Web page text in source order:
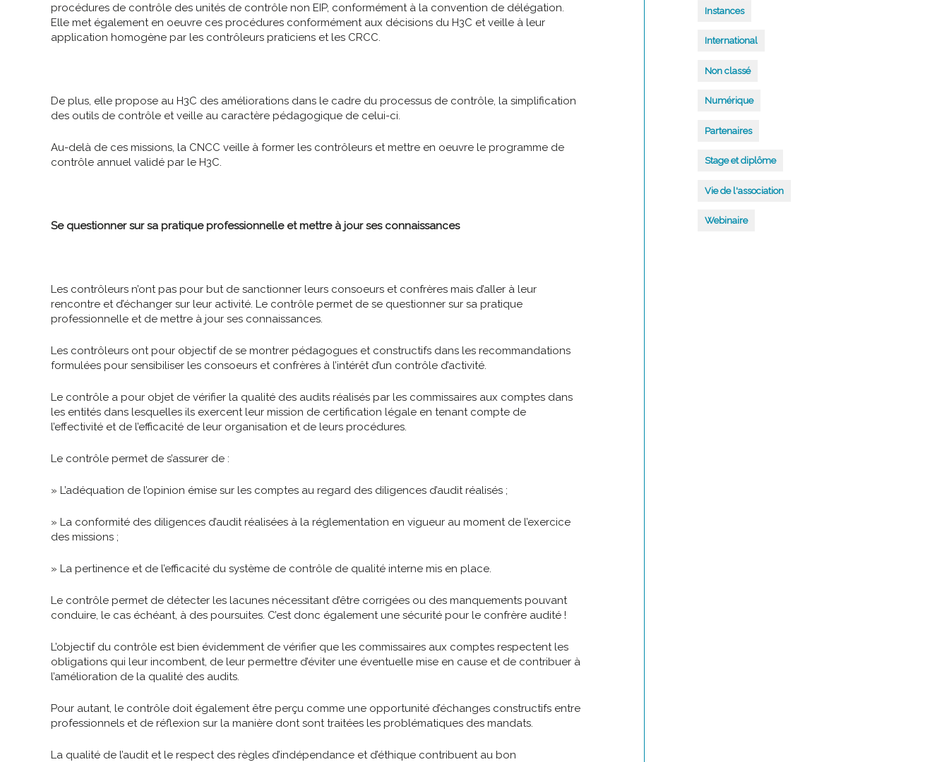
procédures de contrôle des unités de contrôle non EIP, conformément à la convention de délégation.
Elle met également en oeuvre ces procédures conformément aux décisions du H3C et veille à leur
application homogène par les contrôleurs praticiens et les CRCC.
De plus, elle propose au H3C des améliorations dans le cadre du processus de contrôle, la simplification
des outils de contrôle et veille au caractère pédagogique de celui-ci.
Au-delà de ces missions, la CNCC veille à former les contrôleurs et mettre en oeuvre le programme de
contrôle annuel validé par le H3C.
Se questionner sur sa pratique professionnelle et mettre à jour ses connaissances
Les contrôleurs n’ont pas pour but de sanctionner leurs consoeurs et confrères mais d’aller à leur
rencontre et d’échanger sur leur activité. Le contrôle permet de se questionner sur sa pratique
professionnelle et de mettre à jour ses connaissances.
Les contrôleurs ont pour objectif de se montrer pédagogues et constructifs dans les recommandations
formulées pour sensibiliser les consoeurs et confrères à l’intérêt d’un contrôle d’activité.
Le contrôle a pour objet de vérifier la qualité des audits réalisés par les commissaires aux comptes dans
les entités dans lesquelles ils exercent leur mission de certification légale en tenant compte de
l’effectivité et de l’efficacité de leur organisation et de leurs procédures.
Le contrôle permet de s’assurer de :
» L’adéquation de l’opinion émise sur les comptes au regard des diligences d’audit réalisés ;
» La conformité des diligences d’audit réalisées à la réglementation en vigueur au moment de l’exercice
des missions ;
» La pertinence et de l’efficacité du système de contrôle de qualité interne mis en place.
Le contrôle permet de détecter les lacunes nécessitant d’être corrigées ou des manquements pouvant
conduire, le cas échéant, à des poursuites. C’est donc également une sécurité pour le confrère audité !
L’objectif du contrôle est bien évidemment de vérifier que les commissaires aux comptes respectent les
obligations qui leur incombent, de leur permettre d’éviter une éventuelle mise en cause et de contribuer à
l’amélioration de la qualité des audits.
Pour autant, le contrôle doit également être perçu comme une opportunité d’échanges constructifs entre
professionnels et de réflexion sur la manière dont sont traitées les problématiques des mandats.
La qualité de l’audit et le respect des règles d’indépendance et d’éthique contribuent au bon
Instances
International
Non classé
Numérique
Partenaires
Stage et diplôme
Vie de l'association
Webinaire